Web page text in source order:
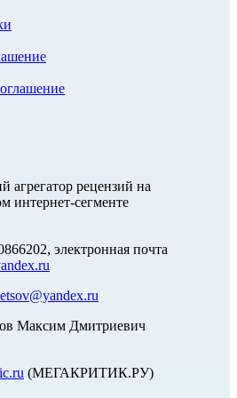
агрегатор рецензий на
интернет-сегменте
электронная почта
Максим Дмитриевич
(МЕГАКРИТИК.РУ)